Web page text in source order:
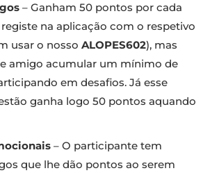
– Ganham 50 pontos por cada
na aplicação com o respetivo
usar o nosso ALOPES602), mas
amigo acumular um mínimo de
em desafios. Já esse
ganha logo 50 pontos aquando
– O participante tem
que lhe dão pontos ao serem